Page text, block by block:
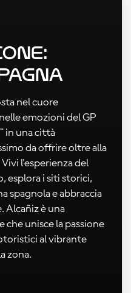
nel cuore
emozioni del GP
in una città
da offrire oltre alla
l'esperienza del
esplora i siti storici,
spagnola e abbraccia
Alcañiz è una
che unisce la passione
al vibrante
zona.